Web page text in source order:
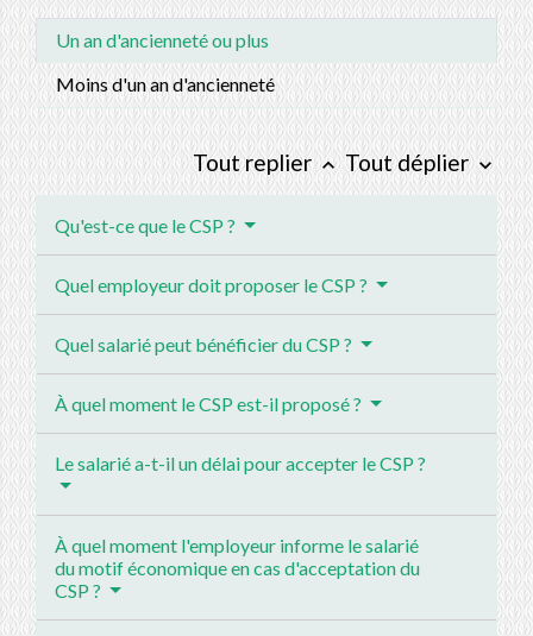
Un an d'ancienneté ou plus
Moins d'un an d'ancienneté
Tout replier keyboard_arrow_up Tout déplier keyboard_arrow_down
Qu'est-ce que le CSP ?
Quel employeur doit proposer le CSP ?
Quel salarié peut bénéficier du CSP ?
À quel moment le CSP est-il proposé ?
Le salarié a-t-il un délai pour accepter le CSP ?
À quel moment l'employeur informe le salarié
du motif économique en cas d'acceptation du
CSP ?